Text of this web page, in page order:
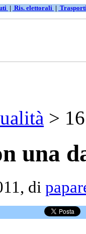
| Ris. elettorali |
>
una
di